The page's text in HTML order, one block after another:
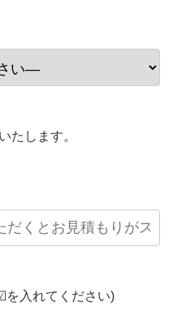
たします。
を入れてください)